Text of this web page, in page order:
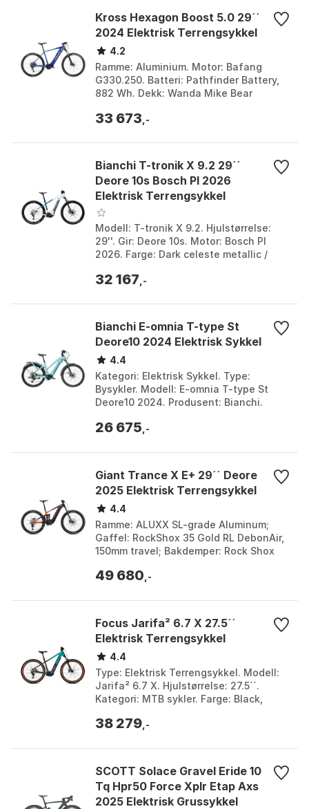
Kross Hexagon Boost 5.0 29´´
2024 Elektrisk Terrengsykkel
4.2
Ramme: Aluminium. Motor: Bafang
G330.250. Batteri: Pathfinder Battery,
882 Wh. Dekk: Wanda Mike Bear
M. Størrelse 2: 88...
33 673 ,-
Bianchi T-tronik X 9.2 29´´
Deore 10s Bosch Pl 2026
Elektrisk Terrengsykkel
Modell: T-tronik X 9.2. Hjulstørrelse:
29''. Gir: Deore 10s. Motor: Bosch Pl
2026. Farge: Dark celeste metallic /
iridescent...
32 167 ,-
Bianchi E-omnia T-type St
Deore10 2024 Elektrisk Sykkel
4.4
Kategori: Elektrisk Sykkel. Type:
Bysykler. Modell: E-omnia T-type St
Deore10 2024. Produsent: Bianchi.
Metal brown / grap...
26 675 ,-
Giant Trance X E+ 29´´ Deore
2025 Elektrisk Terrengsykkel
4.4
Ramme: ALUXX SL-grade Aluminum;
Gaffel: RockShox 35 Gold RL DebonAir,
150mm travel; Bakdemper: Rock Shox
SL 35. Farge: Cord...
49 680 ,-
Focus Jarifa² 6.7 X 27.5´´
Elektrisk Terrengsykkel
4.4
Type: Elektrisk Terrengsykkel. Modell:
Jarifa² 6.7 X. Hjulstørrelse: 27.5´´.
Kategori: MTB sykler. Farge: Black,
38 279 ,-
SCOTT Solace Gravel Eride 10
Tq Hpr50 Force Xplr Etap Axs
2025 Elektrisk Grussykkel